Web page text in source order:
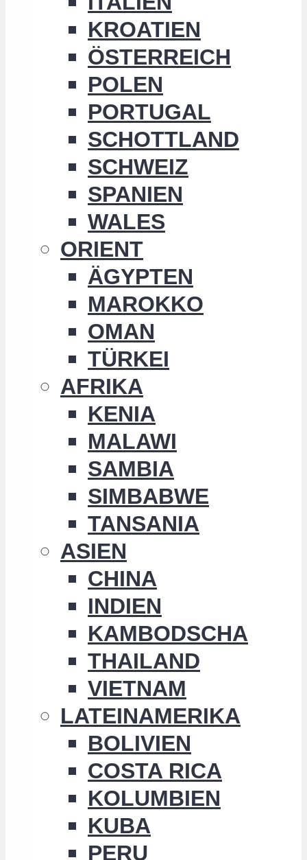
KROATIEN
ÖSTERREICH
POLEN
PORTUGAL
SCHOTTLAND
SCHWEIZ
SPANIEN
WALES
ORIENT
ÄGYPTEN
MAROKKO
OMAN
TÜRKEI
AFRIKA
KENIA
MALAWI
SAMBIA
SIMBABWE
TANSANIA
ASIEN
CHINA
INDIEN
KAMBODSCHA
THAILAND
VIETNAM
LATEINAMERIKA
BOLIVIEN
COSTA RICA
KOLUMBIEN
KUBA
PERU